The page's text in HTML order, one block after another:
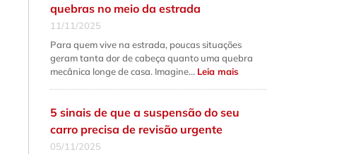
baixo
quebras no meio da estrada
11/11/2025
Para quem vive na estrada, poucas situações
geram tanta dor de cabeça quanto uma quebra
mecânica longe de casa. Imagine… Leia mais:
Manutenção
de
evitar
5 sinais de que a suspensão do seu
carro precisa de revisão urgente
05/11/2025